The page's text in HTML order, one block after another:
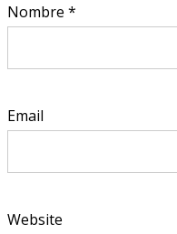
Nombre *
Email
Website